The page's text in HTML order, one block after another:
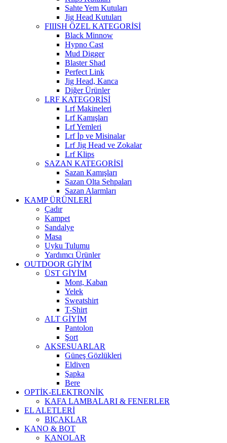
Sahte Yem Kutuları
Jig Head Kutuları
FIIISH ÖZEL KATEGORİSİ
Black Minnow
Hypno Cast
Mud Digger
Blaster Shad
Perfect Link
Jig Head, Kanca
Diğer Ürünler
LRF KATEGORİSİ
Lrf Makineleri
Lrf Kamışları
Lrf Yemleri
Lrf İp ve Misinalar
Lrf Jig Head ve Zokalar
Lrf Klips
SAZAN KATEGORİSİ
Sazan Kamışları
Sazan Olta Sehpaları
Sazan Alarmları
KAMP ÜRÜNLERİ
Çadır
Kampet
Sandalye
Masa
Uyku Tulumu
Yardımcı Ürünler
OUTDOOR GİYİM
ÜST GİYİM
Mont, Kaban
Yelek
Sweatshirt
T-Shirt
ALT GİYİM
Pantolon
Şort
AKSESUARLAR
Güneş Gözlükleri
Eldiven
Şapka
Bere
OPTİK-ELEKTRONİK
KAFA LAMBALARI & FENERLER
EL ALETLERİ
BIÇAKLAR
KANO & BOT
KANOLAR